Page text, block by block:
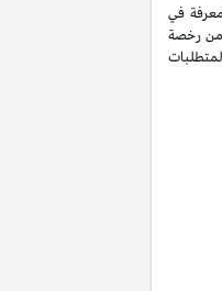
في
والمعاني الموجودة في اتفاقية تشغيل برنامج المشاركين. ان حقوق وواجبات الأطراف بموجب البنود 3 و 6 من متطلبات انخراط برنامج المشاركين والبند 3 من رخصة
المشاركين، أي خرق لمتطلبات